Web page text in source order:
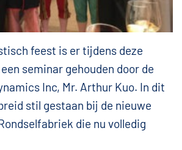
feest is er tijdens deze
seminar gehouden door de
Inc, Mr. Arthur Kuo. In dit
stil gestaan bij de nieuwe
die nu volledig